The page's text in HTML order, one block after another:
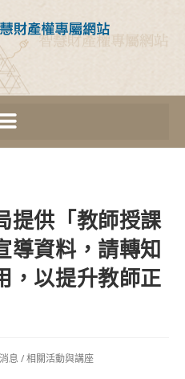
提供「教師授課
導資料，請轉知
，以提升教師正
息 /相關活動與講座